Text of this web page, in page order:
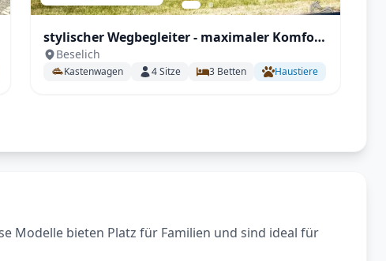
stylischer Wegbegleiter - maximaler Komfort
- Pilote V 630 J X-Edition
Beselich
Kastenwagen 4Sitze 3 Betten Haustiere
Modelle bieten Platz für Familien und sind ideal für